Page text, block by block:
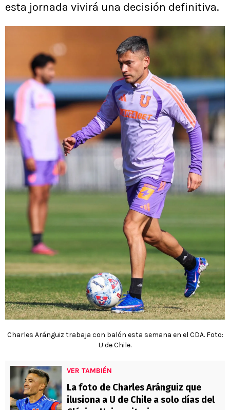
esta jornada vivirá una decisión definitiva.
Charles Aránguiz trabaja con balón esta semana en el CDA. Foto:
U de Chile.
VER TAMBIÉN
La foto de Charles Aránguiz que
ilusiona a U de Chile a solo días del